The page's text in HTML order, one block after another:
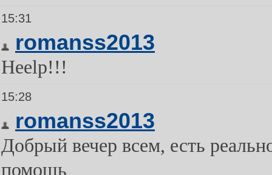
15:31
romanss2013
Heelp!!!
15:28
romanss2013
Добрый вечер всем, есть
помощь